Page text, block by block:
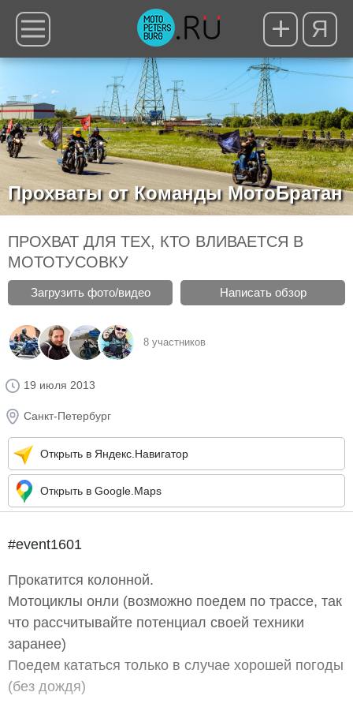
Я
Прохваты от Команды МотоБратан
ПРОХВАТ ДЛЯ ТЕХ, КТО ВЛИВАЕТСЯ В
МОТОТУСОВКУ
Загрузить фото/видео Написать обзор
8 участников
19 июля 2013
Санкт-Петербург
Открыть в Яндекс.Навигатор
Открыть в Google.Maps
#event1601
Прокатится колонной.
Мотоциклы онли (возможно поедем по трассе, так
что рассчитывайте потенциал своей техники
заранее)
Поедем кататься только в случае хорошей погоды
(без дождя)